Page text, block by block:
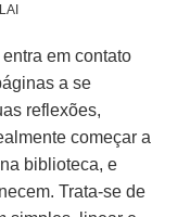
em contato
a se
reflexões,
começar a
biblioteca, e
Trata-se de